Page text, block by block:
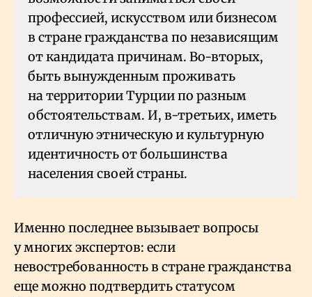
профессией, искусством или бизнесом
в стране гражданства по независящим
от кандидата причинам. Во-вторых,
быть вынужденным проживать
на территории Турции по разным
обстоятельствам. И, в-третьих, иметь
отличную этническую и культурную
идентичность от большинства
населения своей страны.
Именно последнее вызывает вопросы
у многих экспертов: если
невостребованность в стране гражданства
еще можно подтвердить статусом